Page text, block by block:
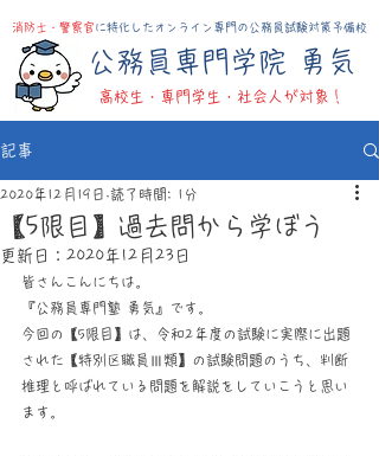
消防士・警察官 に特化したオンライン専門の公務員試験対策予備校
​公務員専門学院 勇気
高校生・​専門学生・社会人が対象！
記事
【5限目】過去問から学ぼう
2020年12月19日 読了時間: 1分
更新日： 2020年12月23日
皆さんこんにちは。
『公務員専門塾 勇気』です。
今回の【5限目】は、令和2年度の試験に実際に出題
された【特別区職員Ⅲ類】の試験問題のうち、判断
推理と呼ばれている問題を解説をしていこうと思い
ます。